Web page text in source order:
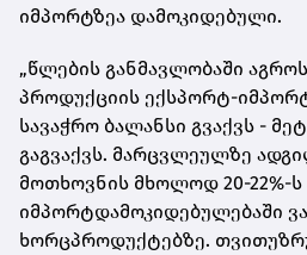
იმპორტზეა დამოკიდებული.
„წლების განმავლობაში
პროდუქციის ექსპორტ-
სავაჭრო ბალანსი გვაქვს -
გაგვაქვს. მარცვლეულზე
მოთხოვნის მხოლოდ 20-22%-ს
იმპორტდამოკიდებულებაში
ხორცპროდუქტებზე.